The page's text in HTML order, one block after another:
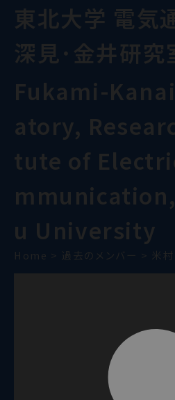
東北大学 電気
深見･金井研究
Fukami-
atory,
tute of
u University
Home > 過去のメンバー > 米